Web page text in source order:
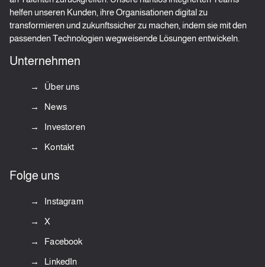
helfen unseren Kunden, ihre Organisationen digital zu
transformieren und zukunftssicher zu machen, indem sie mit den
passenden Technologien wegweisende Lösungen entwickeln.
Unternehmen
Über uns
News
Investoren
Kontakt
Folge uns
Instagram
X
Facebook
LinkedIn